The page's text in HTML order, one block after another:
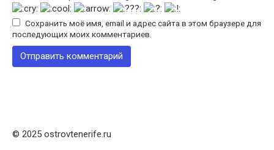
Сохранить моё имя, email и адрес сайта в этом браузере для
последующих моих комментариев.
© 2025 ostrovtenerife.ru